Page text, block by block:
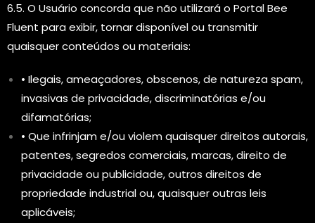
6.5. O Usuário concorda que não utilizará o Portal Bee
Fluent para exibir, tornar disponível ou transmitir
quaisquer conteúdos ou materiais:
• Ilegais, ameaçadores, obscenos, de natureza spam,
invasivas de privacidade, discriminatórias e/ou
difamatórias;
• Que infrinjam e/ou violem quaisquer direitos autorais,
patentes, segredos comerciais, marcas, direito de
privacidade ou publicidade, outros direitos de
propriedade industrial ou, quaisquer outras leis
aplicáveis;